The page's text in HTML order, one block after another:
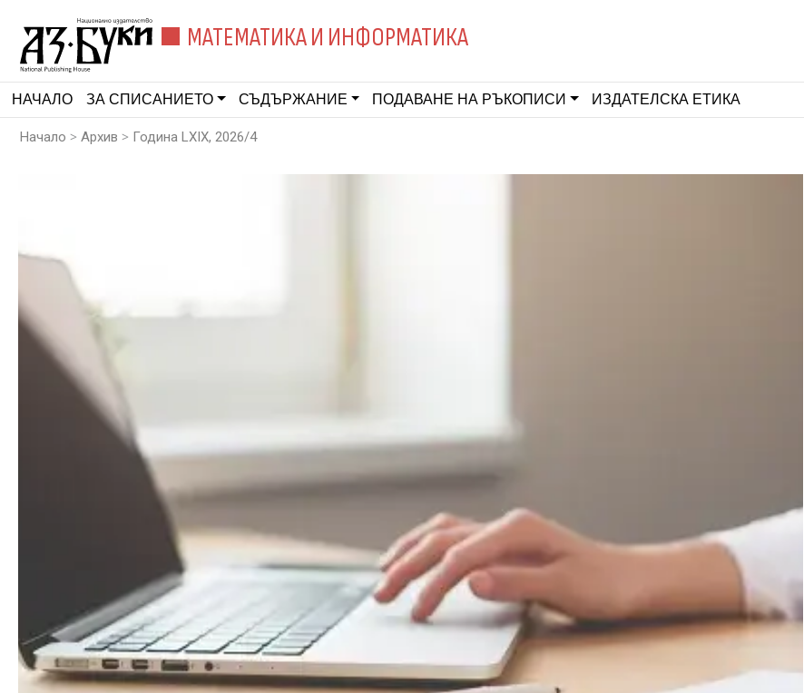
МАТЕМАТИКА И ИНФОРМАТИКА
НАЧАЛО ЗА СПИСАНИЕТО СЪДЪРЖАНИЕ ПОДАВАНЕ НА РЪКОПИСИ ИЗДАТЕЛСКА ЕТИКА
Начало > Архив > Година LXIX, 2026/4